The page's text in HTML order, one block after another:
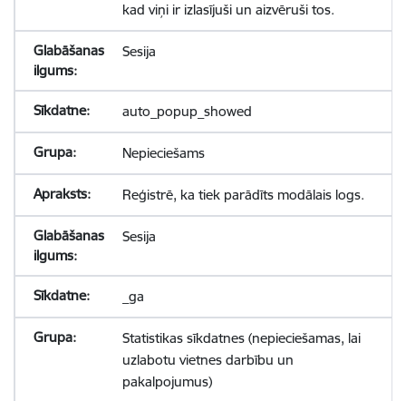
kad viņi ir izlasījuši un aizvēruši tos.
Sesija
auto_popup_showed
Nepieciešams
Reģistrē, ka tiek parādīts modālais logs.
Sesija
_ga
Statistikas sīkdatnes (nepieciešamas, lai
uzlabotu vietnes darbību un
pakalpojumus)